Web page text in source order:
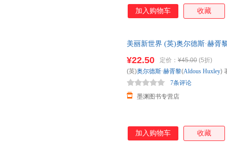
京的《我们》并称为 反乌托邦
返美丽新世界》全文收入。
加入购物车 收藏
美丽新世界 (英)奥尔德斯·赫胥
¥22.50 定价： ¥45.00 (5折)
墨渊图书专营店
7条评论
(英)奥尔德斯·赫胥黎(Aldous Huxley)
加入购物车 收藏